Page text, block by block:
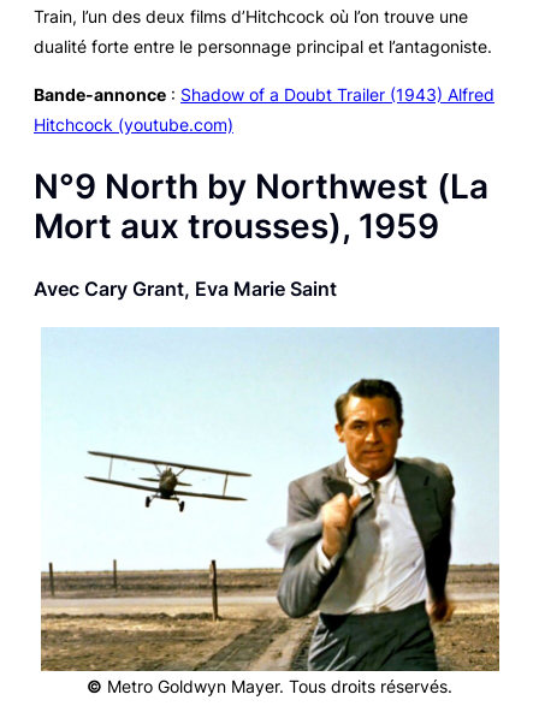
Train, l’un des deux films d’Hitchcock où l’on trouve une
dualité forte entre le personnage principal et l’antagoniste.
Bande-annonce : Shadow of a Doubt Trailer (1943) Alfred
Hitchcock (youtube.com)
N°9 North by Northwest (La
Mort aux trousses), 1959
Avec Cary Grant, Eva Marie Saint
© Metro Goldwyn Mayer. Tous droits réservés.